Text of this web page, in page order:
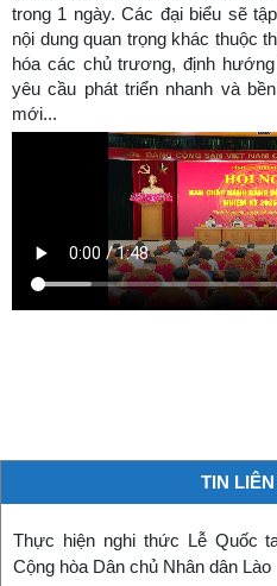
trong 1 ngày. Các đại biểu sẽ
nội dung quan trọng khác thuộc
hóa các chủ trương, định
yêu cầu phát triển nhanh và
mới...
TIN
Thực hiện nghi thức Lễ Quốc
Cộng hòa Dân chủ Nhân dân Lào